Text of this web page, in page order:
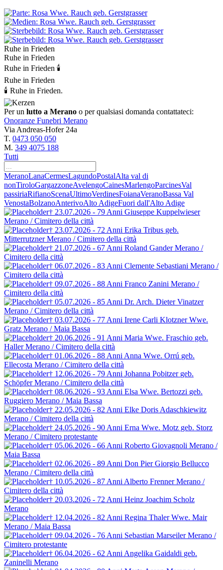
Ruhe in Frieden
Ruhe in Frieden
Ruhe in Frieden 🕯
Ruhe in Frieden
🕯 Ruhe in Frieden.
Per un lutto a Merano o per qualsiasi domanda contattateci:
Onoranze Funebri Merano
Via Andreas-Hofer 24a
T. 0473 050 050
M. 349 4075 188
Tutti
MeranoLanaCermesLagundoPostalAlta val di
nonTiroloGargazzoneAvelengoCainesMarlengoParcinesVal
passiriaRifianoScenaUltimoVerdinesFoianaVeranoBassa Val
VenostaBolzanoAnterivoAlto AdigeFuori dall'Alto Adige
† 23.07.2026 - 79 Anni Giuseppe Kuppelwieser
Merano / Cimitero della città
† 23.07.2026 - 72 Anni Erika Tribus geb.
MitterrutznerMerano / Cimitero della città
† 21.07.2026 - 67 Anni Roland GanderMerano /
Cimitero della città
† 06.07.2026 - 83 Anni Clemente Sebastiani Merano /
Cimitero della città
† 09.07.2026 - 88 Anni Franco Zanini Merano /
Cimitero della città
† 05.07.2026 - 85 Anni Dr. Arch. Dieter Vinatzer
Merano / Cimitero della città
† 03.07.2026 - 77 Anni Irene Carli KlotznerWwe.
Gratz Merano / Maia Bassa
† 20.06.2026 - 91 Anni Maria Wwe. Fraschio geb.
HallerMerano / Cimitero della città
† 01.06.2026 - 88 Anni Anna Wwe. Orrú geb.
Ellecosta Merano / Cimitero della città
† 12.06.2026 - 79 Anni Johanna Pobitzer geb.
SchöpferMerano / Cimitero della città
† 08.06.2026 - 93 Anni Elsa Wwe. Bertozzi geb.
Ruggiero Merano / Maia Bassa
† 22.05.2026 - 82 Anni Elke Doris Adaschkiewitz
Merano / Cimitero della città
† 24.05.2026 - 90 Anni Erna Wwe. Motz geb. Storz
Merano / Cimitero protestante
† 05.06.2026 - 66 Anni Roberto Giovagnoli Merano /
Maia Bassa
† 02.06.2026 - 89 Anni Don Pier Giorgio Bellucco
Merano / Cimitero della città
† 10.05.2026 - 87 Anni Alberto FrennerMerano /
Cimitero della città
† 20.03.2026 - 72 Anni Heinz Joachim Scholz
Merano
† 12.04.2026 - 82 Anni Regina ThalerWwe. Mair
Merano / Maia Bassa
† 09.04.2026 - 76 Anni Sebastian MarseilerMerano /
Cimitero protestante
† 06.04.2026 - 62 Anni Angelika Gaidaldi geb.
Zaninelli Merano